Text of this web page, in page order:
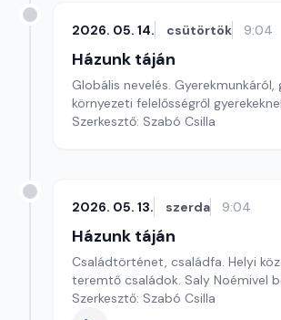
2026. 05. 14. csütörtök 9:04
Házunk táján
Globális nevelés. Gyerekmunkáról,
környezeti felelősségről
Szerkesztő: Szabó Csilla
2026. 05. 13. szerda 9:04
Házunk táján
Családtörténet, családfa. Helyi
teremtő családok. Saly Noémivel
Szerkesztő: Szabó Csilla